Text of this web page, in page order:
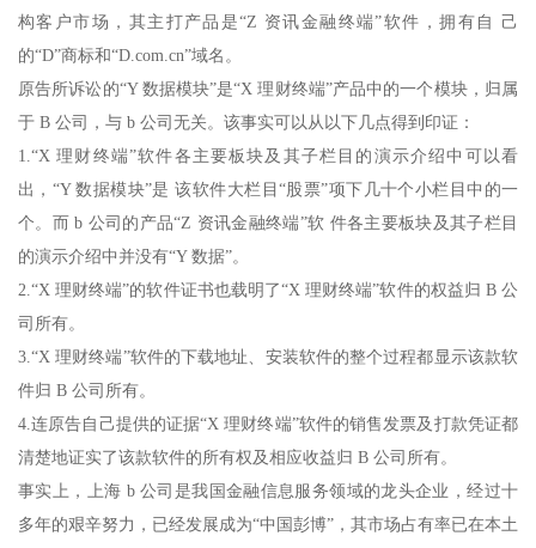
构客户市场，其主打产品是“Z 资讯金融终端”软件，拥有自 己
的“D”商标和“D.com.cn”域名。
原告所诉讼的“Y 数据模块”是“X 理财终端”产品中的一个模块，归属
于 B 公司，与 b 公司无关。该事实可以从以下几点得到印证：
1.“X 理财终端”软件各主要板块及其子栏目的演示介绍中可以看
出，“Y 数据模块”是 该软件大栏目“股票”项下几十个小栏目中的一
个。而 b 公司的产品“Z 资讯金融终端”软 件各主要板块及其子栏目
的演示介绍中并没有“Y 数据”。
2.“X 理财终端”的软件证书也载明了“X 理财终端”软件的权益归 B 公
司所有。
3.“X 理财终端”软件的下载地址、安装软件的整个过程都显示该款软
件归 B 公司所有。
4.连原告自己提供的证据“X 理财终端”软件的销售发票及打款凭证都
清楚地证实了该款软件的所有权及相应收益归 B 公司所有。
事实上，上海 b 公司是我国金融信息服务领域的龙头企业，经过十
多年的艰辛努力，已经发展成为“中国彭博”，其市场占有率已在本土